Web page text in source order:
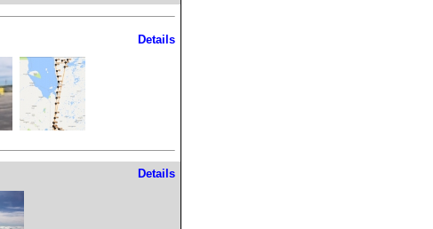
Details
Details